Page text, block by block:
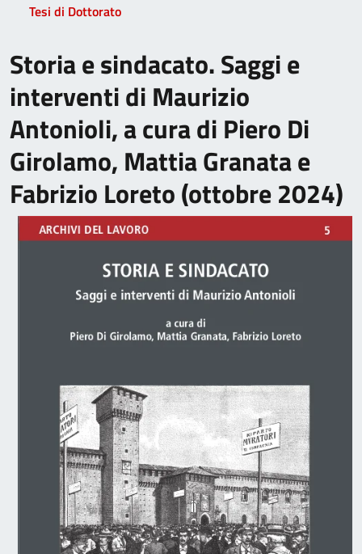
Storia e sindacato. Saggi e
interventi di Maurizio
Antonioli, a cura di Piero Di
Girolamo, Mattia Granata e
Fabrizio Loreto (ottobre 2024)
Tesi di Dottorato